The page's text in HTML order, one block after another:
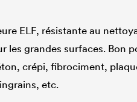
ELF, résistante au
les grandes surfaces. Bon
crépi, fibrociment,
etc.